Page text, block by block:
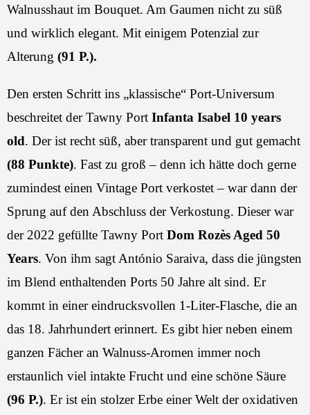
Walnusshaut im Bouquet. Am Gaumen nicht zu süß
und wirklich elegant. Mit einigem Potenzial zur
Alterung (91 P.).
Den ersten Schritt ins „klassische“ Port-Universum
beschreitet der Tawny Port Infanta Isabel 10 years
old. Der ist recht süß, aber transparent und gut gemacht
(88 Punkte). Fast zu groß – denn ich hätte doch gerne
zumindest einen Vintage Port verkostet – war dann der
Sprung auf den Abschluss der Verkostung. Dieser war
der 2022 gefüllte Tawny Port Dom Rozès Aged 50
Years. Von ihm sagt António Saraiva, dass die jüngsten
im Blend enthaltenden Ports 50 Jahre alt sind. Er
kommt in einer eindrucksvollen 1-Liter-Flasche, die an
das 18. Jahrhundert erinnert. Es gibt hier neben einem
ganzen Fächer an Walnuss-Aromen immer noch
erstaunlich viel intakte Frucht und eine schöne Säure
(96 P.). Er ist ein stolzer Erbe einer Welt der oxidativen